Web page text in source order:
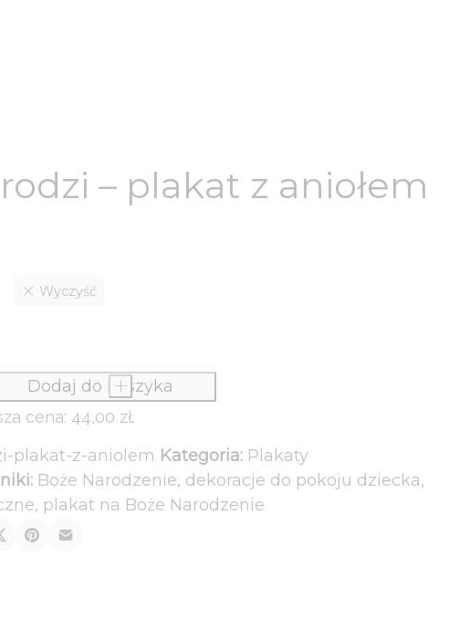
– plakat z aniołem
Wyczyść
+
Dodaj do koszyka
cena: 44,00 zł.
plakat-z-aniolem Kategoria: Plakaty
Boże Narodzenie, dekoracje do pokoju dziecka,
, plakat na Boże Narodzenie